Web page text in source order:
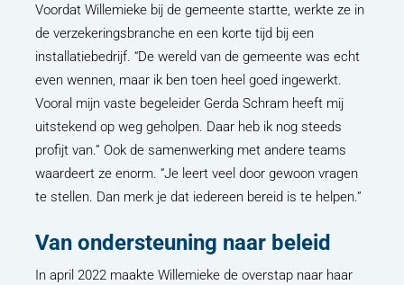
Voordat Willemieke bij de gemeente startte, werkte ze in
de verzekeringsbranche en een korte tijd bij een
installatiebedrijf. “De wereld van de gemeente was echt
even wennen, maar ik ben toen heel goed ingewerkt.
Vooral mijn vaste begeleider Gerda Schram heeft mij
uitstekend op weg geholpen. Daar heb ik nog steeds
profijt van.” Ook de samenwerking met andere teams
waardeert ze enorm. “Je leert veel door gewoon vragen
te stellen. Dan merk je dat iedereen bereid is te helpen.”
Van ondersteuning naar beleid
In april 2022 maakte Willemieke de overstap naar haar